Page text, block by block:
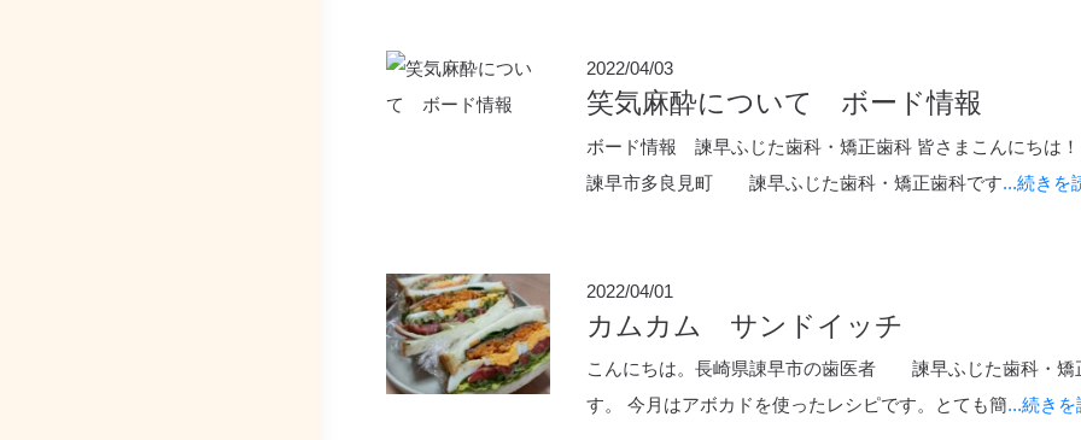
2022/04/03
笑気麻酔について ボード情報
ボード情報 諫早ふじた歯科・矯正歯科 皆さまこんにちは
諫早市多良見町 諫早ふじた歯科・矯正歯科です...続きを
2022/04/01
カムカム サンドイッチ
こんにちは。長崎県諌早市の歯医者 諫早ふじた歯科・矯
す。 今月はアボカドを使ったレシピです。とても簡...続きを